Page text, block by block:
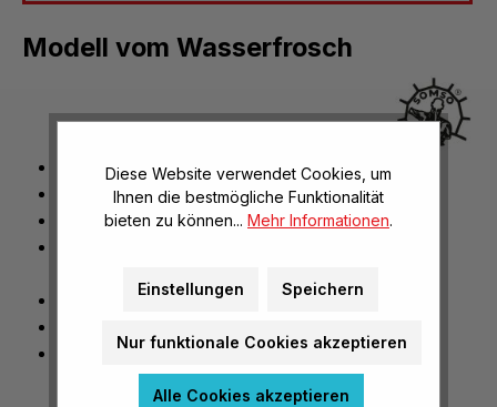
Modell vom Wasserfrosch
Abbildungsverhältnis 4:1
Rückseitig auf Grundplatte montiert
Männlicher Wasserfrosch
In 3 Teile zerlegbar
Gewicht: 3,9 kg
Diese Website verwendet Cookies, um
Ihnen die bestmögliche Funktionalität
bieten zu können... Mehr Informationen.
Einstellungen Speichern
Nur funktionale Cookies akzeptieren
Alle Cookies akzeptieren